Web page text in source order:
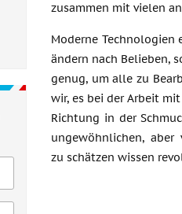
zusammen mit vielen
Moderne Technologien
ändern nach Belieben,
genug, um alle zu
wir, es bei der Arbeit
Richtung in der
ungewöhnlichen, aber
zu schätzen wissen